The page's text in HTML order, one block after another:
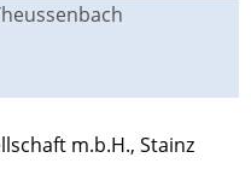
m.b.H., Stainz